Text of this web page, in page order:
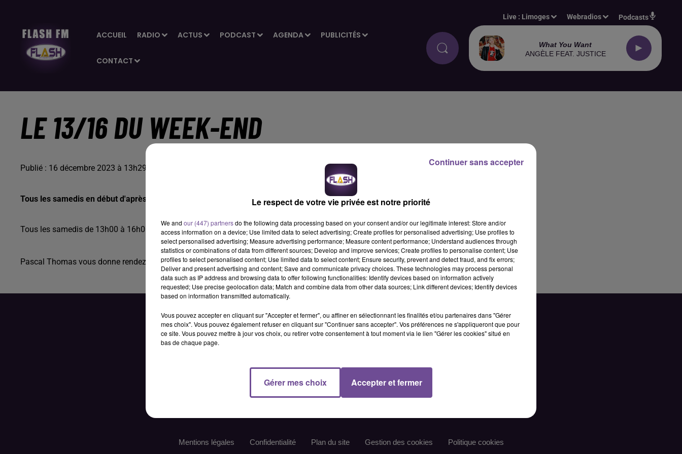
ACCUEIL RADIO ACTUS PODCAST AGENDA PUBLICITÉS
CONTACT
Live : Limoges Webradios Podcasts
What You Want
ANGÈLE FEAT. JUSTICE
LE 13/16 DU WEEK-END
Publié : 16 décembre 2023 à 13h29 par Pascal Thomas
Tous les samedis en début d'après-midi avec Pascal Thomas
Tous les samedis de 13h00 à 16h00.
Pascal Thomas vous donne rendez-vous tous les samedi entre 13h et 16h pour le 13/16 du week-end !
Mentions légales Confidentialité Plan du site Gestion des cookies Politique cookies
Le respect de votre vie privée est notre priorité
We and our (447) partnersdo the following data processing based on your consent and/or our legitimate interest: Store and/or
access information on a device; Use limited data to select advertising; Create profiles for personalised advertising; Use profiles to
select personalised advertising; Measure advertising performance; Measure content performance; Understand audiences through
statistics or combinations of data from different sources; Develop and improve services; Create profiles to personalise content; Use
profiles to select personalised content; Use limited data to select content; Ensure security, prevent and detect fraud, and fix errors;
Deliver and present advertising and content; Save and communicate privacy choices. These technologies may process personal
data such as IP address and browsing data to offer following functionalities: Identify devices based on information actively
requested; Use precise geolocation data; Match and combine data from other data sources; Link different devices; Identify devices
based on information transmitted automatically.
Vous pouvez accepter en cliquant sur "Accepter et fermer", ou affiner en sélectionnant les finalités et/ou partenaires dans "Gérer
mes choix". Vous pouvez également refuser en cliquant sur "Continuer sans accepter". Vos préférences ne s'appliqueront que pour
ce site. Vous pouvez mettre à jour vos choix, ou retirer votre consentement à tout moment via le lien "Gérer les cookies" situé en
bas de chaque page.
Gérer mes choix Accepter et fermer
Continuer sans accepter